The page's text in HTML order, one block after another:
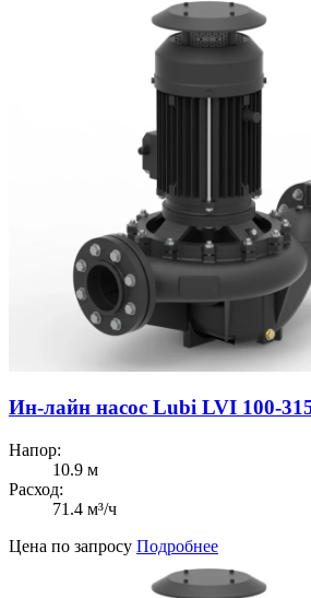
Ин-лайн насос Lubi LVI 100-
Напор:
10.9 м
Расход:
71.4 м³/ч
Цена по запросу Подробнее